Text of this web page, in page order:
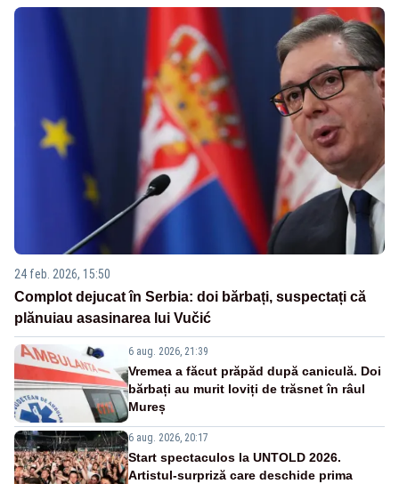
24 feb. 2026, 15:50
Complot dejucat în Serbia: doi bărbați, suspectați că
plănuiau asasinarea lui Vučić
6 aug. 2026, 21:39
Vremea a făcut prăpăd după caniculă. Doi
bărbați au murit loviți de trăsnet în râul
Mureș
6 aug. 2026, 20:17
Start spectaculos la UNTOLD 2026.
Artistul-surpriză care deschide prima